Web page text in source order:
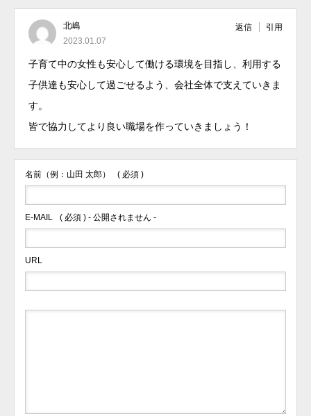
北嶋
2023.01.07
返信 引用
子育て中の女性も安心して働ける環境を目指し、利用する
子供達も安心して過ごせるよう、会社全体で支えていきま
す。
皆で協力してより良い職場を作っていきましょう！
名前（例：山田 太郎） ( 必須 )
E-MAIL ( 必須 ) - 公開されません -
URL